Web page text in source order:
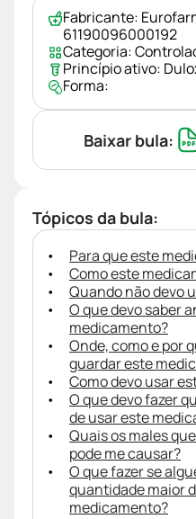
Fabricante:
61190096000192
Categoria:
Princípio ativo:
Forma:
Baixar bula:
Tópicos da bula:
Para que este
Como este
Quando não devo
O que devo saber
medicamento?
Onde, como e por
guardar este
Como devo usar
O que devo fazer
de usar este
Quais os males
pode me causar?
O que fazer se
quantidade maior
medicamento?